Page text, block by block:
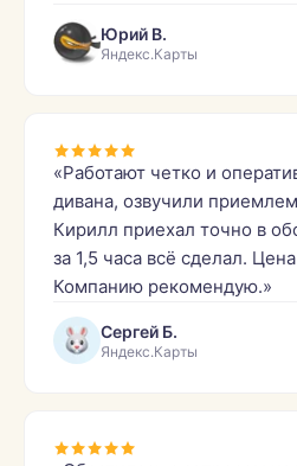
Юрий В.
Яндекс.Карты
«Работают четко и
дивана, озвучили
Кирилл приехал точно в
за 1,5 часа всё сделал.
Компанию рекомендую.»
Сергей Б.
Яндекс.Карты